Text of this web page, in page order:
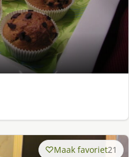
Maak favoriet21